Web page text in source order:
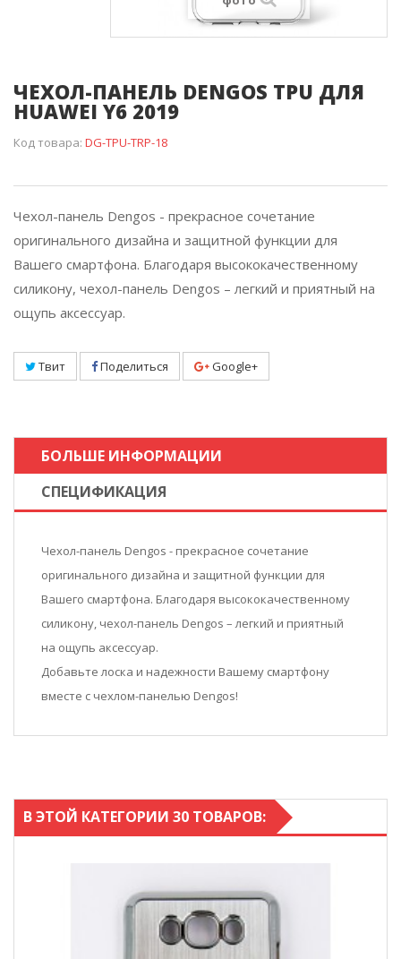
ЧЕХОЛ-ПАНЕЛЬ DENGOS TPU ДЛЯ
HUAWEI Y6 2019
Код товара: DG-TPU-TRP-18
Чехол-панель Dengos - прекрасное сочетание
оригинального дизайна и защитной функции для
Вашего смартфона. Благодаря высококачественному
силикону, чехол-панель Dengos – легкий и приятный на
ощупь аксессуар.
Твит Поделиться Google+
БОЛЬШЕ ИНФОРМАЦИИ
СПЕЦИФИКАЦИЯ
Чехол-панель Dengos - прекрасное сочетание
оригинального дизайна и защитной функции для
Вашего смартфона. Благодаря высококачественному
силикону, чехол-панель Dengos – легкий и приятный
на ощупь аксессуар.
Добавьте лоска и надежности Вашему смартфону
вместе с чехлом-панелью Dengos!
В ЭТОЙ КАТЕГОРИИ 30 ТОВАРОВ: